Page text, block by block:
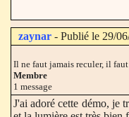
zaynar - Publié le 29/
Il ne faut jamais reculer, il
Membre
1 message
J'ai adoré cette démo, je